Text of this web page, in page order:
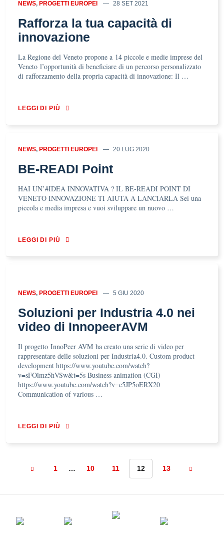
NEWS, PROGETTI EUROPEI 28 SET 2021
Rafforza la tua capacità di
innovazione
La Regione del Veneto propone a 14 piccole e medie imprese del
Veneto l’opportunità di beneficiare di un percorso personalizzato
di rafforzamento della propria capacità di innovazione: Il …
LEGGI DI PIÙ
NEWS, PROGETTI EUROPEI 20 LUG 2020
BE-READI Point
HAI UN’#IDEA INNOVATIVA ? IL BE-READI POINT DI
VENETO INNOVAZIONE TI AIUTA A LANCIARLA Sei una
piccola e media impresa e vuoi sviluppare un nuovo …
LEGGI DI PIÙ
NEWS, PROGETTI EUROPEI 5 GIU 2020
Soluzioni per Industria 4.0 nei
video di InnopeerAVM
Il progetto InnoPeer AVM ha creato una serie di video per
rappresentare delle soluzioni per Industria4.0. Custom product
development https://www.youtube.com/watch?
v=sFOlmz5hVSw&t=5s Business animation (CGI)
https://www.youtube.com/watch?v=c5JP5oERX20
Communication of various …
LEGGI DI PIÙ
1 … 10 11 12 13